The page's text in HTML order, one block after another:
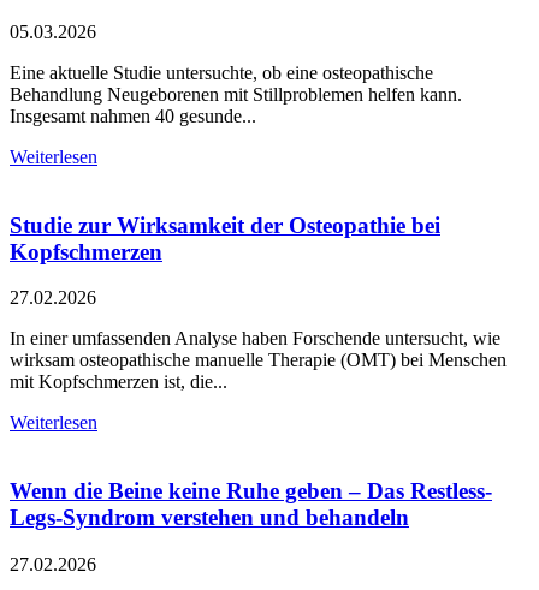
05.03.2026
Eine aktuelle Studie untersuchte, ob eine osteopathische
Behandlung Neugeborenen mit Stillproblemen helfen kann.
Insgesamt nahmen 40 gesunde...
Weiterlesen
Studie zur Wirksamkeit der Osteopathie bei
Kopfschmerzen
27.02.2026
In einer umfassenden Analyse haben Forschende untersucht, wie
wirksam osteopathische manuelle Therapie (OMT) bei Menschen
mit Kopfschmerzen ist, die...
Weiterlesen
Wenn die Beine keine Ruhe geben – Das Restless-
Legs-Syndrom verstehen und behandeln
27.02.2026